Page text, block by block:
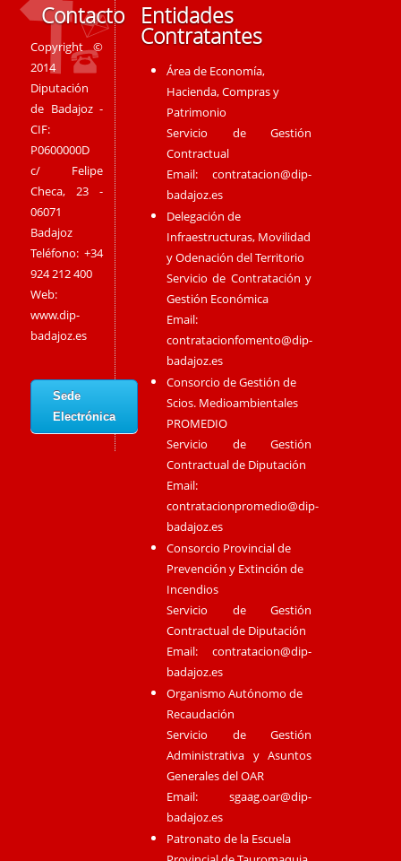
Contacto
Copyright ©
2014
Diputación
de Badajoz -
CIF:
P0600000D
c/ Felipe
Checa, 23 -
06071
Badajoz
Teléfono: +34
924 212 400
Web:
www.dip-
badajoz.es
Sede
Electrónica
Entidades
Contratantes
Área de Economía,
Hacienda, Compras y
Patrimonio
Servicio de Gestión
Contractual
Email:contratacion@dip-
badajoz.es
Delegación de
Infraestructuras, Movilidad
y Odenación del Territorio
Servicio de Contratación y
Gestión Económica
Email:
contratacionfomento@dip-
badajoz.es
Consorcio de Gestión de
Scios. Medioambientales
PROMEDIO
Servicio de Gestión
Contractual de Diputación
Email:
contratacionpromedio@dip-
badajoz.es
Consorcio Provincial de
Prevención y Extinción de
Incendios
Servicio de Gestión
Contractual de Diputación
Email:contratacion@dip-
badajoz.es
Organismo Autónomo de
Recaudación
Servicio de Gestión
Administrativa y Asuntos
Generales del OAR
Email:sgaag.oar@dip-
badajoz.es
Patronato de la Escuela